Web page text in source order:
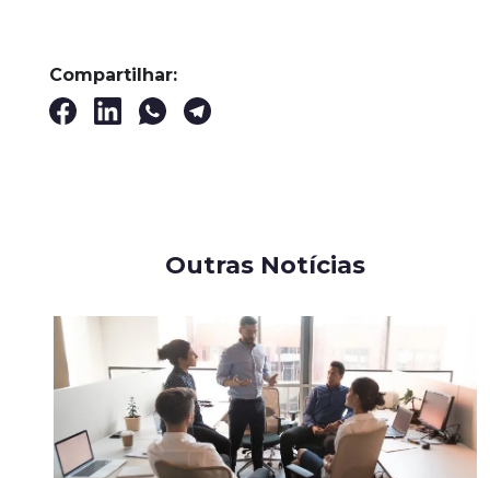
Compartilhar:
Outras Notícias